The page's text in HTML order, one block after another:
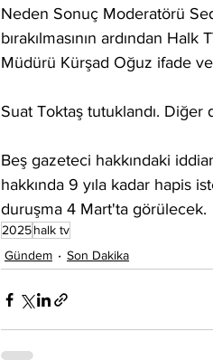
Neden Sonuç Moderatörü
bırakılmasının ardından
Müdürü Kürşad Oğuz ifade
Suat Toktaş tutuklandı.
Beş gazeteci hakkındaki
hakkında 9 yıla kadar hapis
duruşma 4 Mart'ta görülecek.
2025halk tv
Gündem
Son Dakika